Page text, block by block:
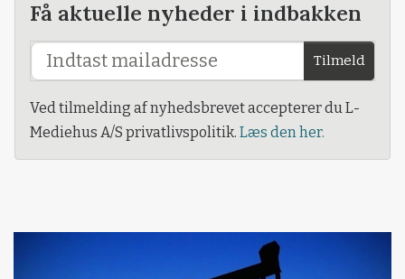
Få aktuelle nyheder i indbakken
Tilmeld
Ved tilmelding af nyhedsbrevet accepterer du L-
Mediehus A/S privatlivspolitik. Læs den her.